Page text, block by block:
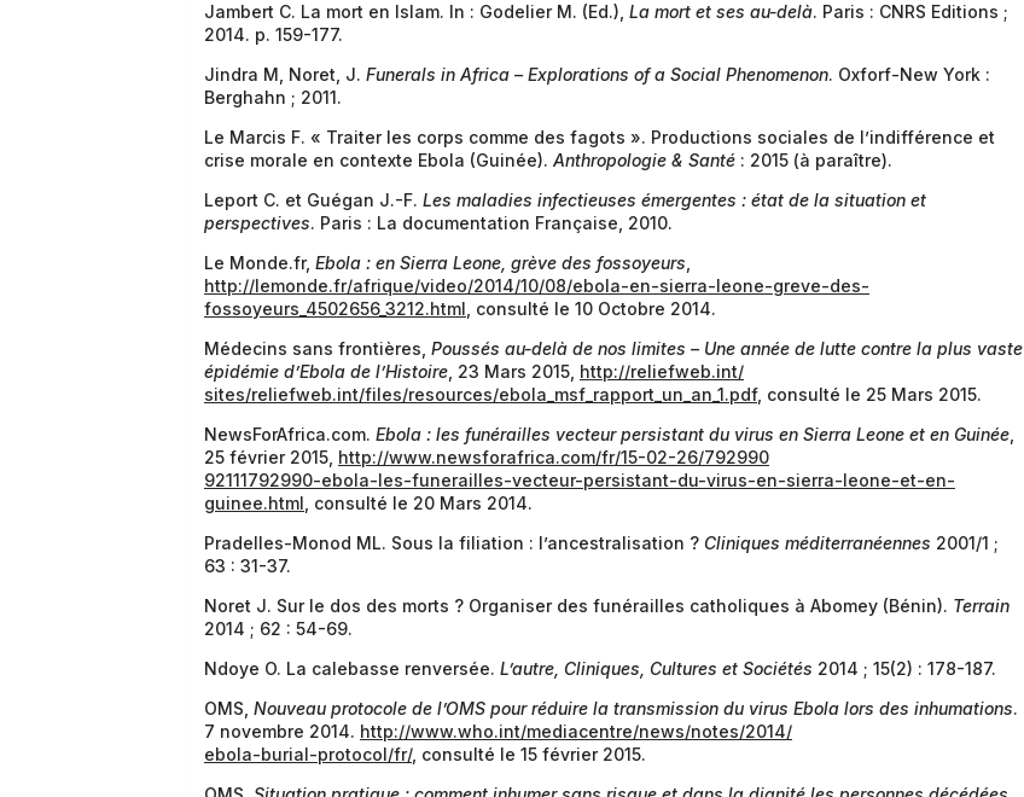
Jambert C. La mort en Islam. In : Godelier M. (Ed.), La mort et ses au-delà. Paris : CNRS Editions ;
2014. p. 159-177.
Jindra M, Noret, J. Funerals in Africa – Explorations of a Social Phenomenon. Oxforf-New York :
Berghahn ; 2011.
Le Marcis F. « Traiter les corps comme des fagots ». Productions sociales de l’indifférence et
crise morale en contexte Ebola (Guinée). Anthropologie & Santé : 2015 (à paraître).
Leport C. et Guégan J.-F. Les maladies infectieuses émergentes : état de la situation et
perspectives. Paris : La documentation Française, 2010.
Le Monde.fr, Ebola : en Sierra Leone, grève des fossoyeurs
http://lemonde.fr/afrique/video/2014/10/08/ebola-en-sierra-leone-greve-des-
fossoyeurs_4502656_3212.html , consulté le 10 Octobre 2014.
Médecins sans frontières, Poussés au-delà de nos limites – Une année de lutte contre la plus vaste
épidémie d’Ebola de l’Histoire , 23 Mars 2015, http://reliefweb.int/
sites/reliefweb.int/files/resources/ebola_msf_rapport_un_an_1.pdf, consulté le 25 Mars 2015.
NewsForAfrica.com. Ebola : les funérailles vecteur persistant du virus en Sierra Leone et en Guinée
25 février 2015, http://www.newsforafrica.com/fr/15-02-26/792990
92111792990-ebola-les-funerailles-vecteur-persistant-du-virus-en-sierra-leone-et-en-
guinee.html , consulté le 20 Mars 2014.
Pradelles-Monod ML. Sous la filiation : l’ancestralisation ? Cliniques méditerranéennes 2001/1 ;
63 : 31-37.
Noret J. Sur le dos des morts ? Organiser des funérailles catholiques à Abomey (Bénin). Terrain
2014 ; 62 : 54-69.
Ndoye O. La calebasse renversée. L’autre, Cliniques, Cultures et Sociétés 2014 ; 15(2) : 178-187.
OMS, Nouveau protocole de l’OMS pour réduire la transmission du virus Ebola lors des inhumations.
7 novembre 2014. http://www.who.int/mediacentre/news/notes/2014/
ebola-burial-protocol/fr/, consulté le 15 février 2015.